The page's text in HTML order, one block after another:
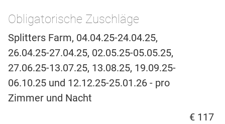
Obligatorische Zuschläge
Splitters Farm, 04.04.25-24.04.25,
26.04.25-27.04.25, 02.05.25-05.05.25,
27.06.25-13.07.25, 13.08.25, 19.09.25-
06.10.25 und 12.12.25-25.01.26 - pro
Zimmer und Nacht
€ 117